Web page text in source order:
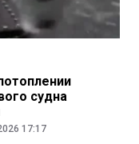
судна
17:17